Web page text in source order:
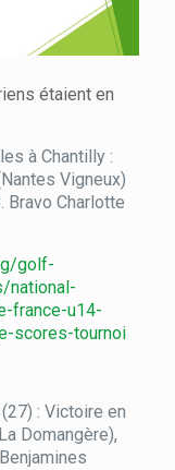
étaient en
à Chantilly :
Vigneux)
Charlotte
golf-
national-
france-u14-
scores-tournoi
: Victoire en
Domangère),